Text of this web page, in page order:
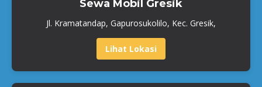
Sewa Mobil Gresik
Jl. Kramatandap, Gapurosukolilo, Kec. Gresik,
Lihat Lokasi